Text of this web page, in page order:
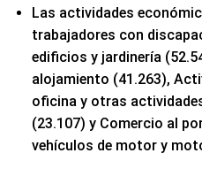
Las actividades
trabajadores con
edificios y jardinería
alojamiento (41.263),
oficina y otras
(23.107) y Comercio al
vehículos de motor y